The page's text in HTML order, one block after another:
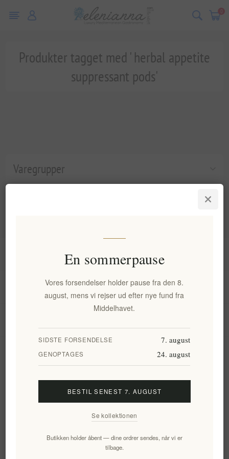
0
Varegrupper
Produkter tagget med ' herbal appetite
suppressant pods'
Min konto
Tilmeld Frameld
En sommerpause
Vores forsendelser holder pause fra den 8.
august, mens vi rejser ud efter nye fund fra
Middelhavet.
SIDSTE FORSENDELSE 7. august
GENOPTAGES 24. august
BESTIL SENEST 7. AUGUST
Se kollektionen
Butikken holder åbent — dine ordrer sendes, når vi er
tilbage.